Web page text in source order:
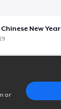
New Year
or